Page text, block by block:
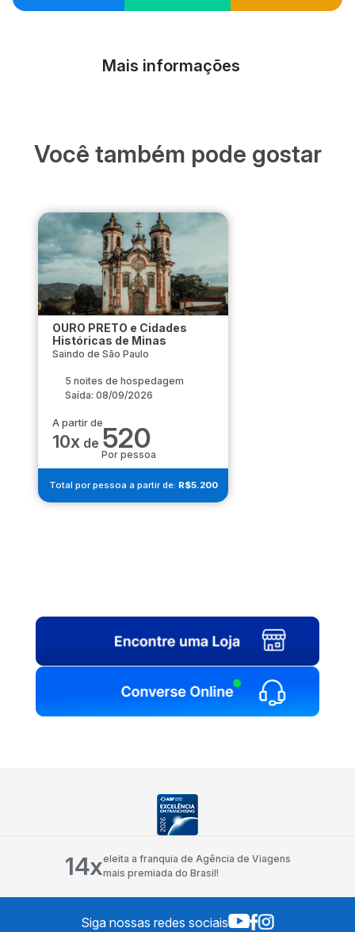
Mais informações
Você também pode gostar
OURO PRETO e Cidades
Históricas de Minas
Saindo de São Paulo
5 noites de hospedagem
Saída: 08/09/2026
A partir de
10x de 520
Por pessoa
Total por pessoa a partir de: R$5.200
14xeleita a franquia de Agência de Viagens
mais premiada do Brasil!
Siga nossas redes sociais